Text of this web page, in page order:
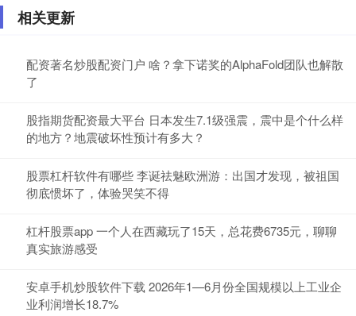
相关更新
配资著名炒股配资门户 啥？拿下诺奖的AlphaFold团队也解散
了
股指期货配资最大平台 日本发生7.1级强震，震中是个什么样
的地方？地震破坏性预计有多大？
股票杠杆软件有哪些 李诞祛魅欧洲游：出国才发现，被祖国
彻底惯坏了，体验哭笑不得
杠杆股票app 一个人在西藏玩了15天，总花费6735元，聊聊
真实旅游感受
安卓手机炒股软件下载 2026年1—6月份全国规模以上工业企
业利润增长18.7%